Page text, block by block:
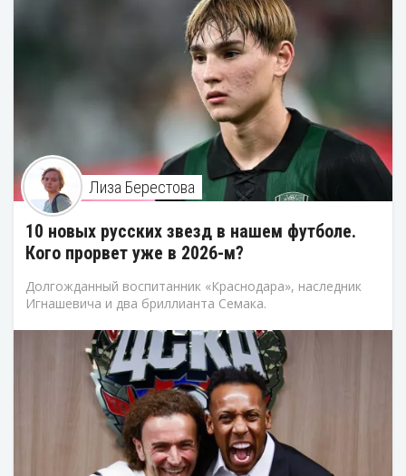
Лиза Берестова
10 новых русских звезд в нашем футболе.
Кого прорвет уже в 2026-м?
Долгожданный воспитанник «Краснодара», наследник
Игнашевича и два бриллианта Семака.